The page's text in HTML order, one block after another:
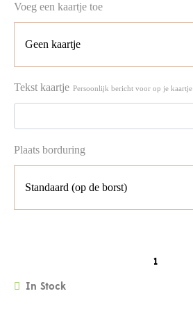
Voeg een kaartje toe
Tekst kaartje Persoonlijk bericht voor op je kaartje
Plaats borduring
In Stock